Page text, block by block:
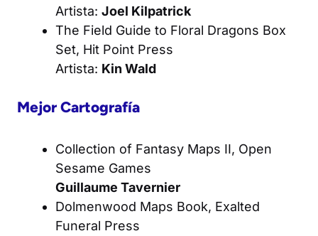
Artista: Joel Kilpatrick
The Field Guide to Floral Dragons Box
Set, Hit Point Press
Artista: Kin Wald
Mejor Cartografía
Collection of Fantasy Maps II, Open
Sesame Games
Guillaume Tavernier
Dolmenwood Maps Book, Exalted
Funeral Press